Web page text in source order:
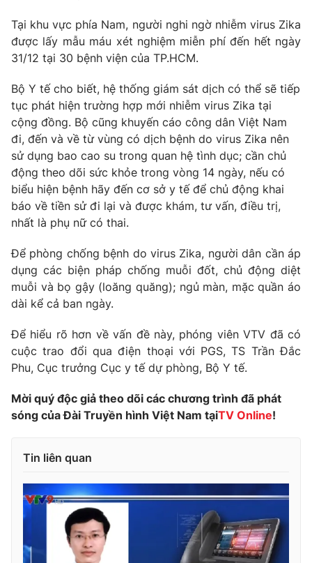
Khán giả
Giải sao mai
Sao
Du lịch
Làm đẹp
Giáo dục
Tuyển sinh
Học trực tuyến
Hitech Công nghệ tương lai
Sản phẩm
Thị trường
Tư vấn
Giao lưu trực tuyến
Lịch phát sóng
Chuyên mục khác
Emagazine
Photo Infographic
VTV Money VTV Thể thao
VTV Sức khoẻ Bất động sản
VTV9 VTV8
Liên hệ tòa soạn English
Tại khu vực phía Nam, người nghi ngờ nhiễm virus Zika
được lấy mẫu máu xét nghiệm miễn phí đến hết ngày
31/12 tại 30 bệnh viện của TP.HCM.
Bộ Y tế cho biết, hệ thống giám sát dịch có thể sẽ tiếp
tục phát hiện trường hợp mới nhiễm virus Zika tại
cộng đồng. Bộ cũng khuyến cáo công dân Việt Nam
đi, đến và về từ vùng có dịch bệnh do virus Zika nên
sử dụng bao cao su trong quan hệ tình dục; cần chủ
động theo dõi sức khỏe trong vòng 14 ngày, nếu có
biểu hiện bệnh hãy đến cơ sở y tế để chủ động khai
báo về tiền sử đi lại và được khám, tư vấn, điều trị,
nhất là phụ nữ có thai.
Để phòng chống bệnh do virus Zika, người dân cần áp
dụng các biện pháp chống muỗi đốt, chủ động diệt
muỗi và bọ gậy (loăng quăng); ngủ màn, mặc quần áo
dài kể cả ban ngày.
Để hiểu rõ hơn về vấn đề này, phóng viên VTV đã có
cuộc trao đổi qua điện thoại với PGS, TS Trần Đắc
Phu, Cục trưởng Cục y tế dự phòng, Bộ Y tế.
Mời quý độc giả theo dõi các chương trình đã phát
sóng của Đài Truyền hình Việt Nam tạiTV Online!
Tin liên quan